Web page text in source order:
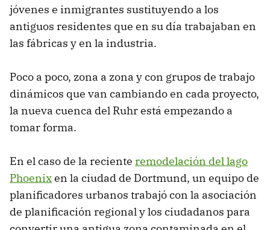
jóvenes e inmigrantes sustituyendo a los
antiguos residentes que en su día trabajaban en
las fábricas y en la industria.
Poco a poco, zona a zona y con grupos de trabajo
dinámicos que van cambiando en cada proyecto,
la nueva cuenca del Ruhr está empezando a
tomar forma.
En el caso de la reciente remodelación del lago
Phoenixen la ciudad de Dortmund, un equipo de
planificadores urbanos trabajó con la asociación
de planificación regional y los ciudadanos para